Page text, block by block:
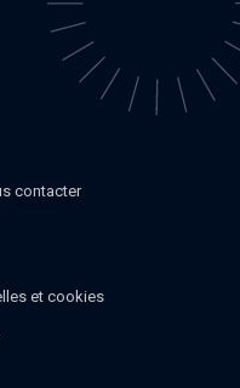
contacter
et cookies